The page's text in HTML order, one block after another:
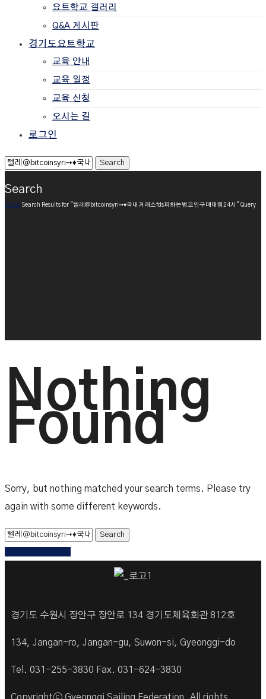
요트학교 갤러리
Q&A 게시판
경기도요트학교
교육 안내
교육 일정
교육 신청
오시는 길
로그인
Search
Home Search Results for "텔레@bitcoinsyri➙♦국내거래소fds피하는법코인구매대행24시" Query
Nothing
Found
Sorry, but nothing matched your search terms. Please try
again with some different keywords.
경기도 수원시 장안구 장안로 134 경기도체육회관 812호
134, Jangan-ro, Jangan-gu, Suwon-si, Gyeonggi-do
Tel. 031-255-3830 Fax. 031-624-3830